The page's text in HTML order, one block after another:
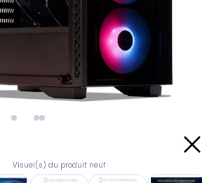
Visuel(s) du produit neuf